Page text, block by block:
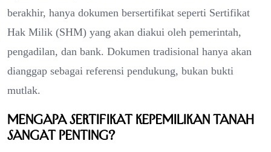
berakhir, hanya dokumen bersertifikat seperti Sertifikat
Hak Milik (SHM) yang akan diakui oleh pemerintah,
pengadilan, dan bank. Dokumen tradisional hanya akan
dianggap sebagai referensi pendukung, bukan bukti
mutlak.
Mengapa Sertifikat Kepemilikan Tanah
Sangat Penting?